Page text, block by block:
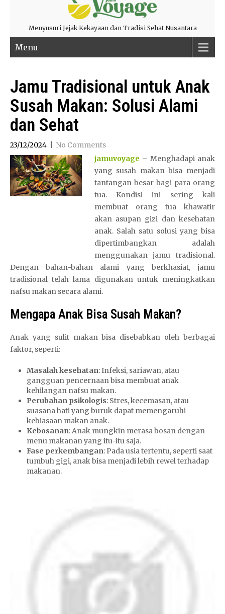
Menyusuri Jejak Kekayaan dan Tradisi Sehat Nusantara
Menu
Jamu Tradisional untuk Anak
Susah Makan: Solusi Alami
dan Sehat
23/12/2024
No Comments
jamuvoyage – Menghadapi anak
yang susah makan bisa menjadi
tantangan besar bagi para orang
tua. Kondisi ini sering kali
membuat orang tua khawatir
akan asupan gizi dan kesehatan
anak. Salah satu solusi yang bisa
dipertimbangkan adalah
menggunakan jamu tradisional.
Dengan bahan-bahan alami yang berkhasiat, jamu
tradisional telah lama digunakan untuk meningkatkan
nafsu makan secara alami.
Mengapa Anak Bisa Susah Makan?
Anak yang sulit makan bisa disebabkan oleh berbagai
faktor, seperti:
Masalah kesehatan: Infeksi, sariawan, atau
gangguan pencernaan bisa membuat anak
kehilangan nafsu makan.
Perubahan psikologis: Stres, kecemasan, atau
suasana hati yang buruk dapat memengaruhi
kebiasaan makan anak.
Kebosanan: Anak mungkin merasa bosan dengan
menu makanan yang itu-itu saja.
Fase perkembangan: Pada usia tertentu, seperti saat
tumbuh gigi, anak bisa menjadi lebih rewel terhadap
makanan.